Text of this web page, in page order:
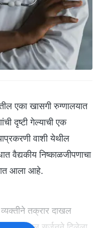
एका खासगी रुग्णालयात
दृष्टी गेल्याची एक
वाशी येथील
वैद्यकीय निष्काळजीपणाचा
आला आहे.
तक्रार दाखल